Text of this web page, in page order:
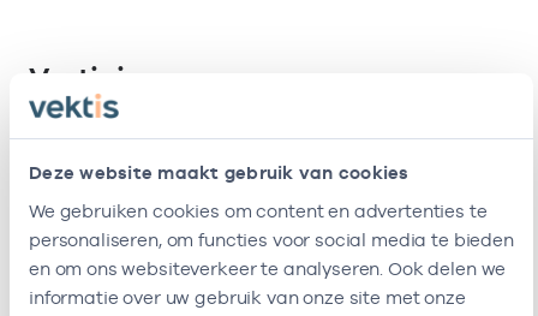
Deze website maakt gebruik van cookies
We gebruiken cookies om content en advertenties te
personaliseren, om functies voor social media te bieden
en om ons websiteverkeer te analyseren. Ook delen we
informatie over uw gebruik van onze site met onze
Vestigingen
vestigingen
Naam Adres AGB-code